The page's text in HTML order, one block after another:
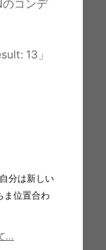
コンデ
13」
分は新しい
ま位置合わ
...